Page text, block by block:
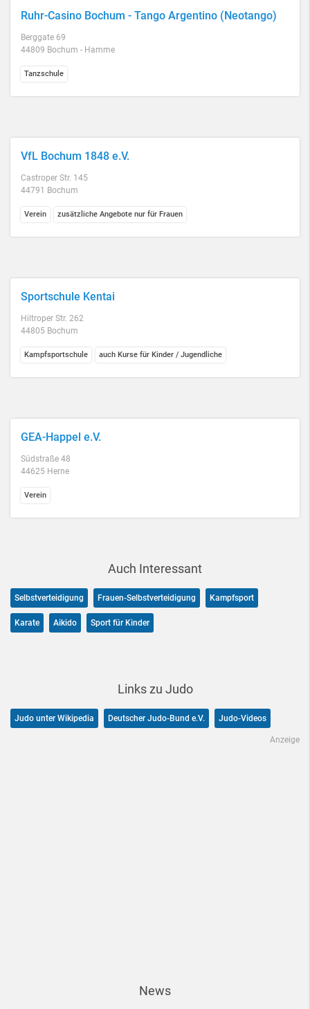
Ruhr-Casino Bochum - Tango Argentino (Neotango)
Berggate 69
44809 Bochum - Hamme
Tanzschule
VfL Bochum 1848 e.V.
Castroper Str. 145
44791 Bochum
Verein zusätzliche Angebote nur für Frauen
Sportschule Kentai
Hiltroper Str. 262
44805 Bochum
Kampfsportschule auch Kurse für Kinder / Jugendliche
GEA-Happel e.V.
Südstraße 48
44625 Herne
Verein
Auch Interessant
Selbstverteidigung Frauen-Selbstverteidigung Kampfsport
Karate Aikido Sport für Kinder
Links zu Judo
Judo unter Wikipedia Deutscher Judo-Bund e.V. Judo-Videos
Anzeige
News